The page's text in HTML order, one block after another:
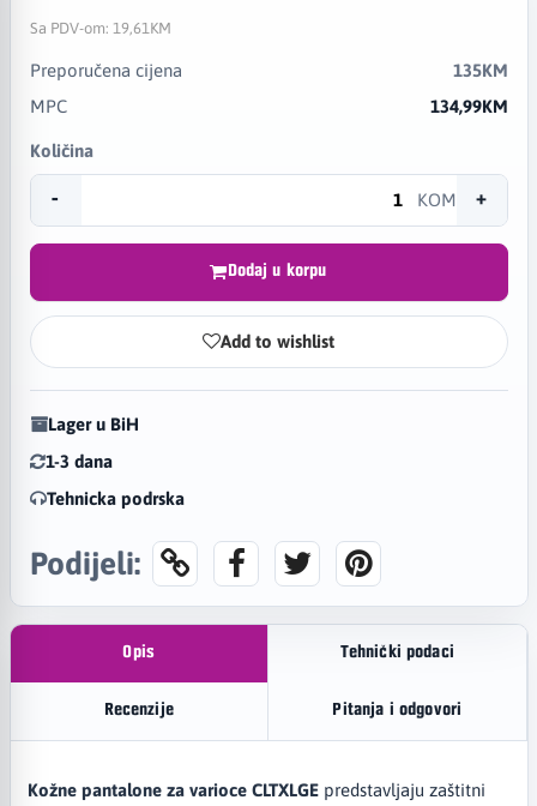
Sa PDV-om: 19,61KM
Preporučena cijena
135KM
MPC
134,99KM
Količina
- KOM +
Dodaj u korpu
Add to wishlist
Lager u BiH
1-3 dana
Tehnicka podrska
Podijeli:
Opis Tehnički podaci
Recenzije Pitanja i odgovori
Kožne pantalone za varioce CLTXLGEpredstavljaju zaštitni